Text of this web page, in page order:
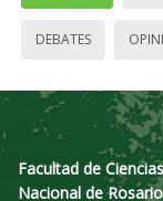
DEBATES
Facultad de
Nacional de Rosario